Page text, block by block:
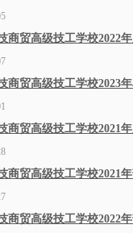
商贸高级技工学校2022
商贸高级技工学校2023
商贸高级技工学校2021
商贸高级技工学校2021
商贸高级技工学校2022